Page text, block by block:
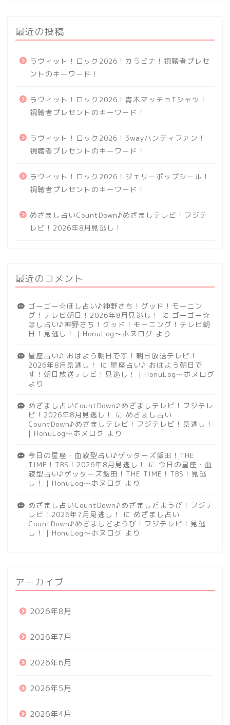
最近の投稿
ラヴィット！ロック2026！カラビナ！視聴者プレセ
ントのキーワード！
ラヴィット！ロック2026！青木マッチョTシャツ！
視聴者プレセントのキーワード！
ラヴィット！ロック2026！3wayハンディファン！
視聴者プレセントのキーワード！
ラヴィット！ロック2026！ジェリーポップシール！
視聴者プレセントのキーワード！
めざまし占いCountDown♪めざましテレビ！フジテ
レビ！2026年8月見逃し！
最近のコメント
ゴーゴー☆ほし占い♪神野さち！グッド！モーニン
グ！テレビ朝日！2026年8月見逃し！
に ゴーゴー☆
ほし占い♪神野さち！グッド！モーニング！テレビ朝
日！見逃し！ | HonuLog～ホヌログ より
星座占い♪ おはよう朝日です！朝日放送テレビ！
2026年8月見逃し！
に 星座占い♪ おはよう朝日で
す！朝日放送テレビ！見逃し！ | HonuLog～ホヌログ
より
めざまし占いCountDown♪めざましテレビ！フジテレ
ビ！2026年8月見逃し！
に めざまし占い
CountDown♪めざましテレビ！フジテレビ！見逃し！
| HonuLog～ホヌログ より
今日の星座・血液型占い♪ゲッターズ飯田！THE
TIME！TBS！2026年8月見逃し！
に 今日の星座・血
液型占い♪ゲッターズ飯田！THE TIME！TBS！見逃
し！ | HonuLog～ホヌログ より
めざまし占いCountDown♪めざましどようび！フジテ
レビ！2026年7月見逃し！
に めざまし占い
CountDown♪めざましどようび！フジテレビ！見逃
し！ | HonuLog～ホヌログ より
アーカイブ
2026年8月
2026年7月
2026年6月
2026年5月
2026年4月